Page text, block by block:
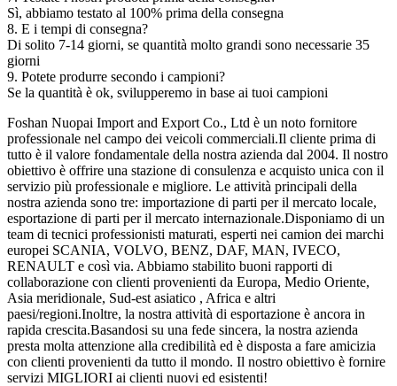
Sì, abbiamo testato al 100% prima della consegna
8. E i tempi di consegna?
Di solito 7-14 giorni, se quantità molto grandi sono necessarie 35
giorni
9. Potete produrre secondo i campioni?
Se la quantità è ok, svilupperemo in base ai tuoi campioni
Foshan Nuopai Import and Export Co., Ltd è un noto fornitore
professionale nel campo dei veicoli commerciali.Il cliente prima di
tutto è il valore fondamentale della nostra azienda dal 2004. Il nostro
obiettivo è offrire una stazione di consulenza e acquisto unica con il
servizio più professionale e migliore. Le attività principali della
nostra azienda sono tre: importazione di parti per il mercato locale,
esportazione di parti per il mercato internazionale.Disponiamo di un
team di tecnici professionisti maturati, esperti nei camion dei marchi
europei SCANIA, VOLVO, BENZ, DAF, MAN, IVECO,
RENAULT e così via. Abbiamo stabilito buoni rapporti di
collaborazione con clienti provenienti da Europa, Medio Oriente,
Asia meridionale, Sud-est asiatico , Africa e altri
paesi/regioni.Inoltre, la nostra attività di esportazione è ancora in
rapida crescita.Basandosi su una fede sincera, la nostra azienda
presta molta attenzione alla credibilità ed è disposta a fare amicizia
con clienti provenienti da tutto il mondo. Il nostro obiettivo è fornire
servizi MIGLIORI ai clienti nuovi ed esistenti!